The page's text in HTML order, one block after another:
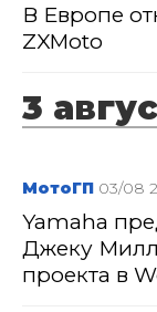
В Европе
ZXMoto
3
МотоГП 03/08
Yamaha
Джеку
проекта в